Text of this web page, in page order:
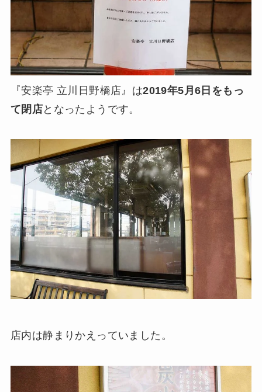
『安楽亭 立川日野橋店』は2019年5月6日をもっ
て閉店となったようです。
店内は静まりかえっていました。